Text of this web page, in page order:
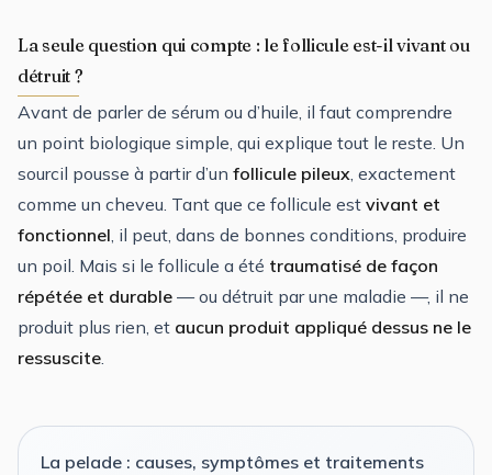
La seule question qui compte : le follicule est-il vivant ou
détruit ?
Avant de parler de sérum ou d’huile, il faut comprendre
un point biologique simple, qui explique tout le reste. Un
sourcil pousse à partir d’un follicule pileux , exactement
comme un cheveu. Tant que ce follicule est vivant et
fonctionnel , il peut, dans de bonnes conditions, produire
un poil. Mais si le follicule a été traumatisé de façon
répétée et durable — ou détruit par une maladie —, il ne
produit plus rien, et aucun produit appliqué dessus ne le
ressuscite
La pelade : causes, symptômes et traitements